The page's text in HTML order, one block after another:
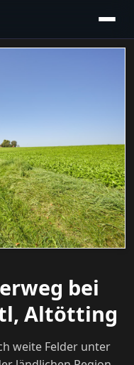
bei
Altötting
weite Felder unter